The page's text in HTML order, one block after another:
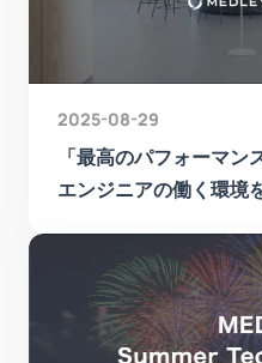
2025-08-29
「最高のパフォーマ
エンジニアの働く環境